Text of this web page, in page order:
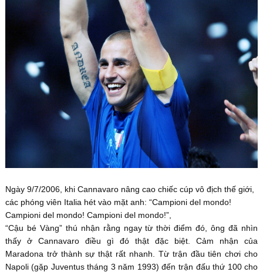
Ngày 9/7/2006, khi Cannavaro nâng cao chiếc cúp vô địch thế giới,
các phóng viên Italia hét vào mặt anh: “Campioni del mondo!
Campioni del mondo! Campioni del mondo!”,
“Cậu bé Vàng” thú nhận rằng ngay từ thời điểm đó, ông đã nhìn
thấy ở Cannavaro điều gì đó thật đặc biệt. Cảm nhận của
Maradona trở thành sự thật rất nhanh. Từ trận đầu tiên chơi cho
Napoli (gặp Juventus tháng 3 năm 1993) đến trận đấu thứ 100 cho